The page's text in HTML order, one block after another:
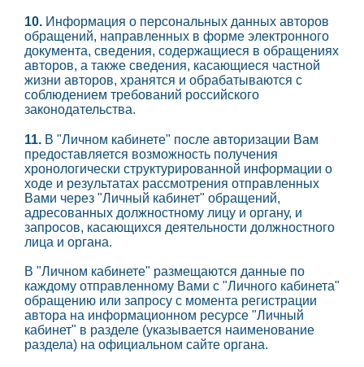
10. Информация о персональных данных авторов
обращений, направленных в форме электронного
документа, сведения, содержащиеся в обращениях
авторов, а также сведения, касающиеся частной
жизни авторов, хранятся и обрабатываются с
соблюдением требований российского
законодательства.
11. В "Личном кабинете" после авторизации Вам
предоставляется возможность получения
хронологически структурированной информации о
ходе и результатах рассмотрения отправленных
Вами через "Личный кабинет" обращений,
адресованных должностному лицу и органу, и
запросов, касающихся деятельности должностного
лица и органа.
В "Личном кабинете" размещаются данные по
каждому отправленному Вами с "Личного кабинета"
обращению или запросу с момента регистрации
автора на информационном ресурсе "Личный
кабинет" в разделе (указывается наименование
раздела) на официальном сайте органа.